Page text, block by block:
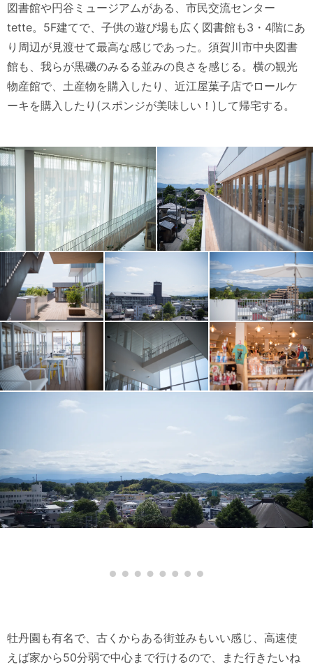
図書館や円谷ミュージアムがある、市民交流センター
tette。5F建てで、子供の遊び場も広く図書館も3・4階にあ
り周辺が見渡せて最高な感じであった。須賀川市中央図書
館も、我らが黒磯のみるる並みの良さを感じる。横の観光
物産館で、土産物を購入したり、近江屋菓子店でロールケ
ーキを購入したり(スポンジが美味しい！)して帰宅する。
牡丹園も有名で、古くからある街並みもいい感じ、高速使
えば家から50分弱で中心まで行けるので、また行きたいね